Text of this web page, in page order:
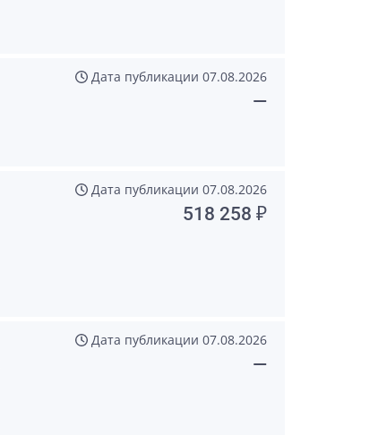
Дата публикации 07.08.2026
—
Дата публикации 07.08.2026
518 258 ₽
Дата публикации 07.08.2026
—